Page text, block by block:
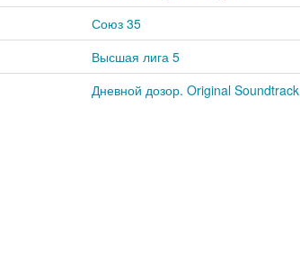
Союз 35
Высшая лига 5
Дневной дозор. Original Soundtrack